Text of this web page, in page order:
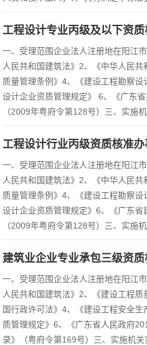
工程设计专业丙级及以下资质
一、受理范围企业法人注册地在阳江
人民共和国建筑法》2、《中华人民
质量管理条例》4、《建设工程勘察
设计企业资质管理规定》 6、《广东
（2009年粤府令第128号）三、实施机
工程设计行业丙级资质核准办
一、受理范围企业法人注册地在阳江
人民共和国建筑法》2、《中华人民
质量管理条例》4、《建设工程勘察
设计企业资质管理规定》6、《广东省
（2009年粤府令第128号）三、实施机
建筑业企业专业承包三级资质
一、受理范围企业法人注册地在阳江
人民共和国建筑法》2、《建设工程
国行政许可法》4、《建设工程安全
质管理规定》6、《广东省人民政府
录》（粤府令第169号）三、实施机关